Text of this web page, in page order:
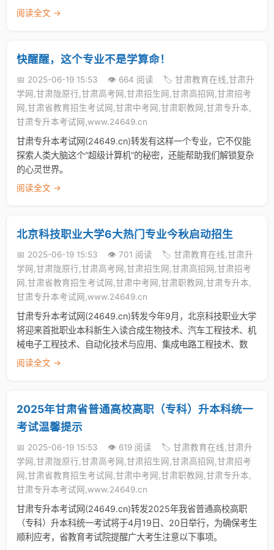
阅读全文 →
快醒醒，这个专业不是学算命！
📅 2025-06-19 15:53 👁️ 664 阅读
🏷️ 甘肃教育在线,甘肃升
学网,甘肃陇原行,甘肃高考网,甘肃招生网,甘肃高招网,甘肃招考
网,甘肃省教育招生考试网,甘肃中考网,甘肃职教网,甘肃专升本,
甘肃专升本考试网,www.24649.cn
甘肃专升本考试网(24649.cn)转发有这样一个专业，它不仅能
探索人类大脑这个“超级计算机”的秘密，还能帮助我们解锁复杂
的心灵世界。
阅读全文 →
北京科技职业大学6大热门专业今秋启动招生
📅 2025-06-19 15:53 👁️ 701 阅读
🏷️ 甘肃教育在线,甘肃升
学网,甘肃陇原行,甘肃高考网,甘肃招生网,甘肃高招网,甘肃招考
网,甘肃省教育招生考试网,甘肃中考网,甘肃职教网,甘肃专升本,
甘肃专升本考试网,www.24649.cn
甘肃专升本考试网(24649.cn)转发今年9月，北京科技职业大学
将迎来首批职业本科新生入读合成生物技术、汽车工程技术、机
械电子工程技术、自动化技术与应用、集成电路工程技术、数
阅读全文 →
2025年甘肃省普通高校高职（专科）升本科统一
考试温馨提示
📅 2025-06-19 15:53 👁️ 619 阅读
🏷️ 甘肃教育在线,甘肃升
学网,甘肃陇原行,甘肃高考网,甘肃招生网,甘肃高招网,甘肃招考
网,甘肃省教育招生考试网,甘肃中考网,甘肃职教网,甘肃专升本,
甘肃专升本考试网,www.24649.cn
甘肃专升本考试网(24649.cn)转发2025年我省普通高校高职
（专科）升本科统一考试将于4月19日、20日举行，为确保考生
顺利应考，省教育考试院提醒广大考生注意以下事项。